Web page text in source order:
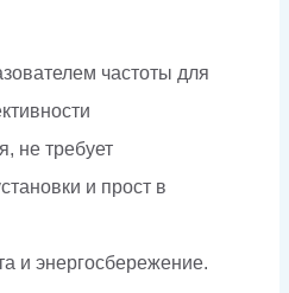
частоты для
не требует
и прост в
и энергосбережение.